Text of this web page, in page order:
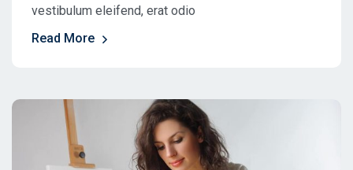
vestibulum eleifend, erat odio
Read More